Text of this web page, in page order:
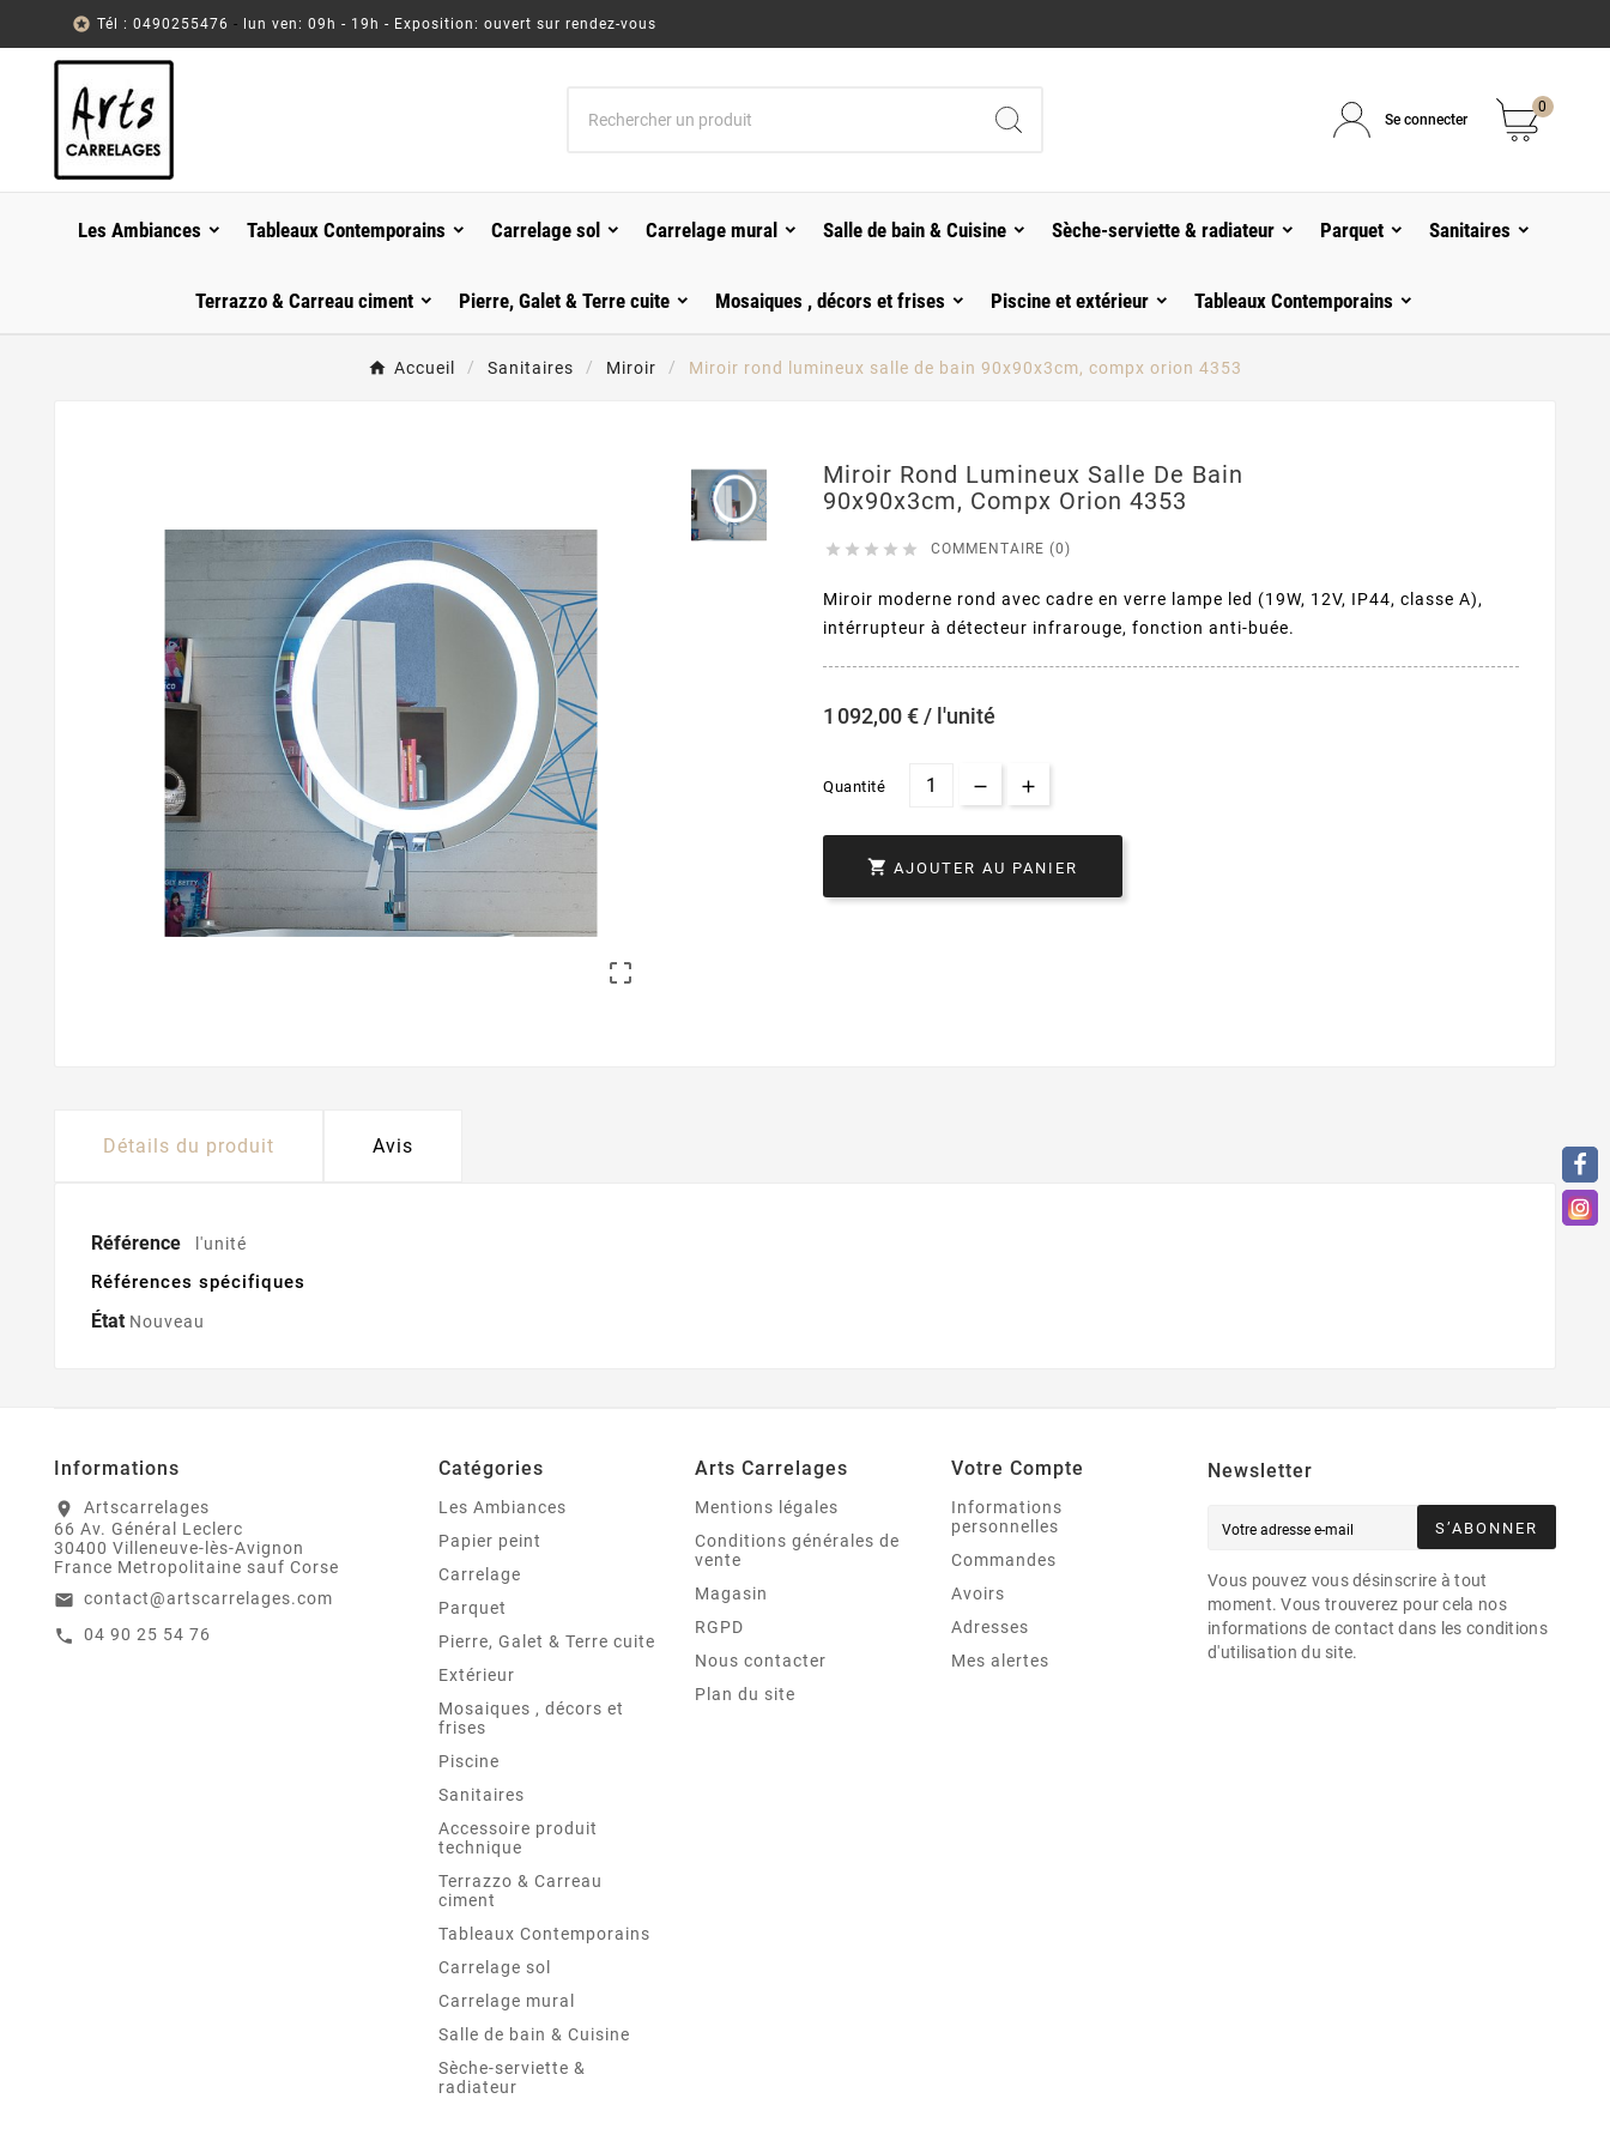
 Tél : 0490255476 - lun ven: 09h - 19h - Exposition: ouvert sur rendez-vous
Se connecter
0
Les Ambiances Tableaux Contemporains Carrelage sol Carrelage mural Salle de bain & Cuisine Sèche-serviette & radiateur Parquet Sanitaires
Terrazzo & Carreau ciment Pierre, Galet & Terre cuite Mosaiques , décors et frises Piscine et extérieur Tableaux Contemporains
Accueil Sanitaires Miroir Miroir rond lumineux salle de bain 90x90x3cm, compx orion 4353

Miroir Rond Lumineux Salle De Bain
90x90x3cm, Compx Orion 4353
     COMMENTAIRE (0)
Miroir moderne rond avec cadre en verre lampe led (19W, 12V, IP44, classe A),
intérrupteur à détecteur infrarouge, fonction anti-buée.
1 092,00 € / l'unité
Quantité
 AJOUTER AU PANIER
Détails du produit Avis
Référence l'unité
Références spécifiques
État Nouveau
Informations
location_on
Artscarrelages
66 Av. Général Leclerc
30400 Villeneuve-lès-Avignon
France Metropolitaine sauf Corse
email contact@artscarrelages.com
call 04 90 25 54 76
Catégories
Les Ambiances
Papier peint
Carrelage
Parquet
Pierre, Galet & Terre cuite
Extérieur
Mosaiques , décors et
frises
Piscine
Sanitaires
Accessoire produit
technique
Terrazzo & Carreau
ciment
Tableaux Contemporains
Carrelage sol
Carrelage mural
Salle de bain & Cuisine
Sèche-serviette &
radiateur
Arts Carrelages
Mentions légales
Conditions générales de
vente
Magasin
RGPD
Nous contacter
Plan du site
Votre Compte
Informations
personnelles
Commandes
Avoirs
Adresses
Mes alertes
Newsletter
S’ABONNER
Vous pouvez vous désinscrire à tout
moment. Vous trouverez pour cela nos
informations de contact dans les conditions
d'utilisation du site.